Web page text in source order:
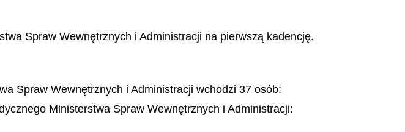
Spraw Wewnętrznych i Administracji na pierwszą kadencję.
Spraw Wewnętrznych i Administracji wchodzi 37 osób:
Ministerstwa Spraw Wewnętrznych i Administracji: